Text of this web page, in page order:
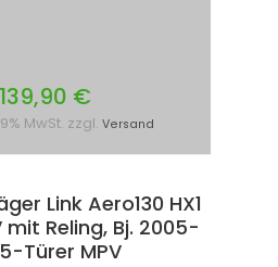
139,90 €
MwSt. zzgl. Versand
Link Aero130 HX1
mit Reling, Bj. 2005-
Türer MPV